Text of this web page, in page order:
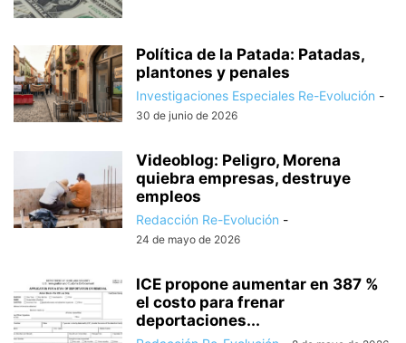
Política de la Patada: Patadas,
plantones y penales
Investigaciones Especiales Re-Evolución -
30 de junio de 2026
Videoblog: Peligro, Morena
quiebra empresas, destruye
empleos
Redacción Re-Evolución -
24 de mayo de 2026
ICE propone aumentar en 387 %
el costo para frenar
deportaciones...